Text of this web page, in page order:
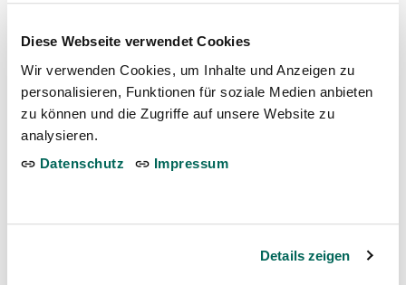
Diese Webseite verwendet Cookies
Wir verwenden Cookies, um Inhalte und Anzeigen zu
personalisieren, Funktionen für soziale Medien anbieten
zu können und die Zugriffe auf unsere Website zu
analysieren.
Datenschutz
Impressum
Details zeigen
Bilder & Videos
Die Bilder & Videos sind unter Quellenangabe
zur redaktionellen Berichterstattung über
den Tierpark Bern freigegeben.